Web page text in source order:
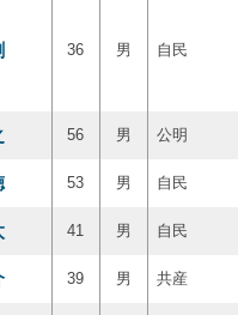
36 男 自民
56 男 公明
53 男 自民
41 男 自民
39 男 共産